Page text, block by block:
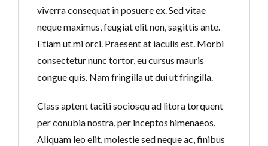
viverra consequat in posuere ex. Sed vitae
neque maximus, feugiat elit non, sagittis ante.
Etiam ut mi orci. Praesent at iaculis est. Morbi
consectetur nunc tortor, eu cursus mauris
congue quis. Nam fringilla ut dui ut fringilla.
Class aptent taciti sociosqu ad litora torquent
per conubia nostra, per inceptos himenaeos.
Aliquam leo elit, molestie sed neque ac, finibus